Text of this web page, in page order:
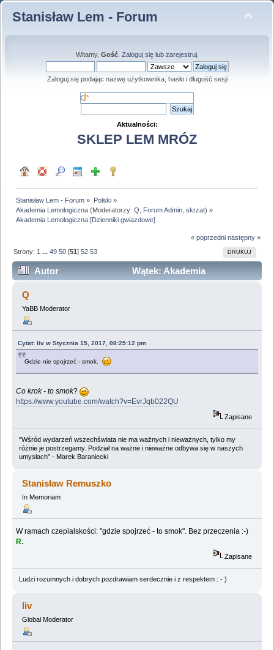
Stanisław Lem - Forum
Witamy, Gość. Zaloguj sięlub zarejestruj.
Zaloguj się podając nazwę użytkownika, hasło i długość sesji
Aktualności:
SKLEP LEM MRÓZ
Stanisław Lem - Forum » Polski»
Akademia Lemologiczna (Moderatorzy:Q Forum Admin ,skrzat) »
Akademia Lemologiczna [Dzienniki gwiazdowe]
« poprzedni następny »
DRUKUJ
Strony: 1 ...49 50 [51]52 53
Autor
Wątek: Akademia
Lemologiczna [Dzienniki gwiazdowe] (Przeczytany
2258895 razy)
Q
YaBB Moderator
Cytat: liv w Stycznia 15, 2017, 08:25:12 pm
Gdzie nie spojrzeć - smok.
Co krok - to smok?
https://www.youtube.com/watch?v=EvrJqb022QU
Zapisane
"Wśród wydarzeń wszechświata nie ma ważnych i nieważnych, tylko my
różnie je postrzegamy. Podział na ważne i nieważne odbywa się w naszych
umysłach" - Marek Baraniecki
Stanisław Remuszko
In Memoriam
W ramach czepialskości: "gdzie spojrzeć - to smok". Bez przeczenia :-)
R.
Zapisane
Ludzi rozumnych i dobrych pozdrawiam serdecznie i z respektem : - )
liv
Global Moderator